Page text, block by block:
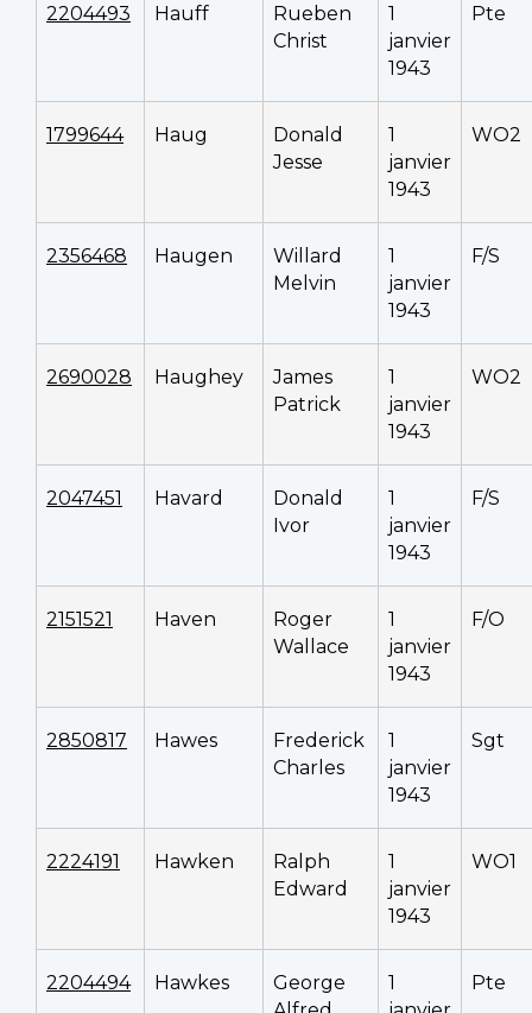
2204493 Hauff
Rueben
Christ
1
janvier
1943
Pte
1799644 Haug
Donald
Jesse
1
janvier
1943
WO2
2356468 Haugen
Willard
Melvin
1
janvier
1943
F/S
2690028 Haughey
James
Patrick
1
janvier
1943
WO2
2047451 Havard
Donald
Ivor
1
janvier
1943
F/S
2151521 Haven
Roger
Wallace
1
janvier
1943
F/O
2850817 Hawes
Frederick
Charles
1
janvier
1943
Sgt
2224191 Hawken
Ralph
Edward
1
janvier
1943
WO1
2204494 Hawkes
George
1
Pte